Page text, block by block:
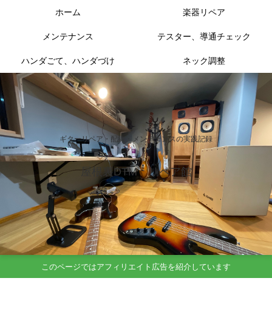
ギターリペア・配線・メンテナンスの実践記録
屋根裏DTM リペア館
ホーム 楽器リペア
メンテナンス テスター、導通チェック
ハンダごて、ハンダづけ ネック調整
このページではアフィリエイト広告を紹介しています